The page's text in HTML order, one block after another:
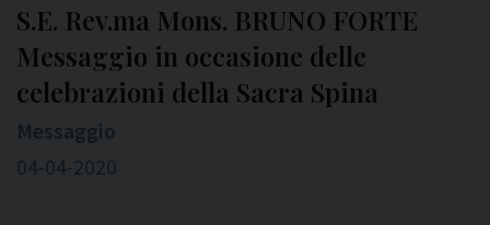
S.E. Rev.ma Mons. BRUNO FORTE
Messaggio in occasione delle
celebrazioni della Sacra Spina
Messaggio
04-04-2020